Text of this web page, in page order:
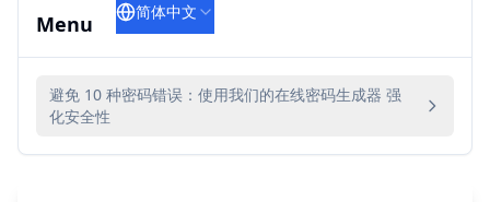
简体中文
Menu
避免 10 种密码错误：使用我们的在线密码生成器 强
化安全性